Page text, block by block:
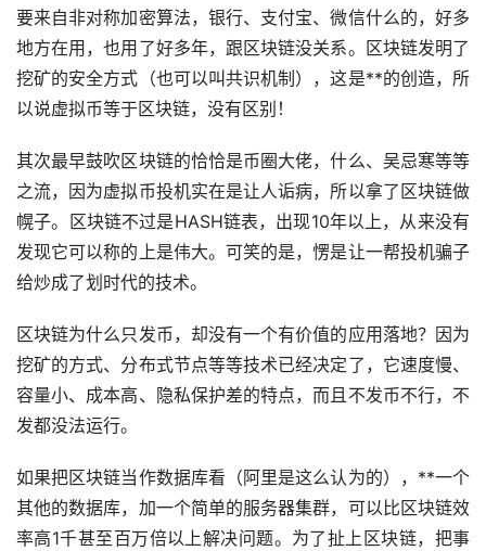
要来自非对称加密算法，银行、 支付宝、微信什么的，好多
地方在用，也用了好多年，跟区块链没关系。区块链发明了
挖矿的安全方式（也可以叫共识机制），这是**的创造，所
以说虚拟币等于区块链，没有区别！
其次最早鼓吹区块链的恰恰是币圈大佬，什么、吴忌寒等等
之流，因为虚拟币投机实在是让人诟病，所以拿了区块链做
幌子。区块链不过是HASH链表，出现10年以上，从来没有
发现它可以称的上是伟大。可笑的是，愣是让一帮投机骗子
给炒成了划时代的技术。
区块链为什么只发币，却没有一个有价值的应用落地？因为
挖矿的方式、分布式节点等等技术已经决定了，它速度慢、
容量小、成本高、隐私保护差的特点，而且不发币不行，不
发都没法运行。
如果把区块链当作数据库看（阿里是这么认为的），**一个
其他的数据库，加一个简单的服务器集群，可以比区块链效
率高1千甚至百万倍以上解决问题。为了扯上区块链，把事